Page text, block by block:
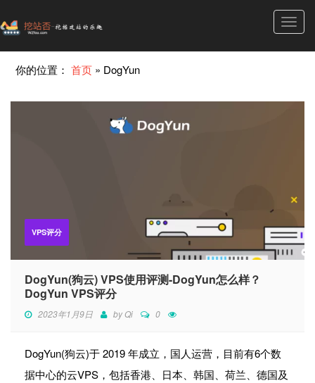
你的位置：首页 » DogYun
VPS评分
DogYun(狗云) VPS使用评测-DogYun怎么样？
DogYun VPS评分
2023年1月9日 byQi 0
DogYun(狗云)于 2019 年成立，国人运营，目前有6个数
据中心的云VPS，包括香港、日本、韩国、荷兰、德国及